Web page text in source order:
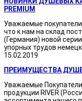
PREMIUM
Уважаемые
что к нам на склад
(Германия) новой
упорных трудов
15.02.2019
ПРЕИМУЩЕСТВА
Уважаемые
продукции RIVER